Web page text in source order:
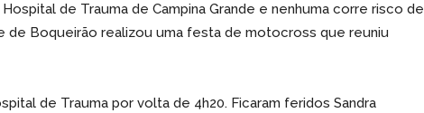
de Trauma de Campina Grande e nenhuma corre risco de
de Boqueirão realizou uma festa de motocross que reuniu
de Trauma por volta de 4h20. Ficaram feridos Sandra